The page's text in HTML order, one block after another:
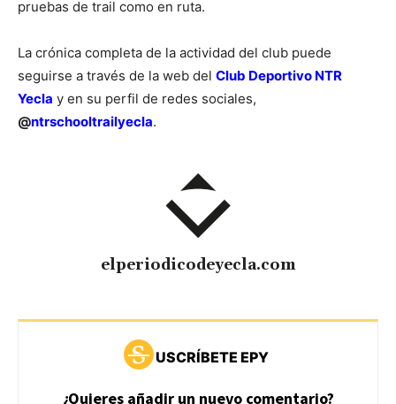
pruebas de trail como en ruta.
La crónica completa de la actividad del club puede
seguirse a través de la web del Club Deportivo NTR
Yecla y en su perfil de redes sociales,
@ntrschooltrailyecla.
elperiodicodeyecla.com
USCRÍBETE EPY
¿Quieres añadir un nuevo comentario?